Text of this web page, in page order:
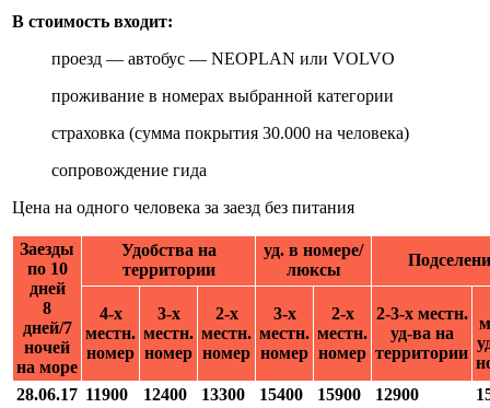
В стоимость входит:
проезд — автобус — NEOPLAN или VOLVO
проживание в номерах выбранной категории
страховка (сумма покрытия 30.000 на человека)
сопровождение гида
Цена на одного человека за заезд без питания
Заезды
по 10
дней
8
дней/7
ночей
на море
Удобства на
территории
уд. в номере/
люксы
4-х
местн.
номер
3-х
местн.
номер
2-х
местн.
номер
3-х
местн.
номер
2-х
местн.
номер
2-3-х местн.
уд-ва на
территории
28.06.17 11900 12400 13300 15400 15900 12900